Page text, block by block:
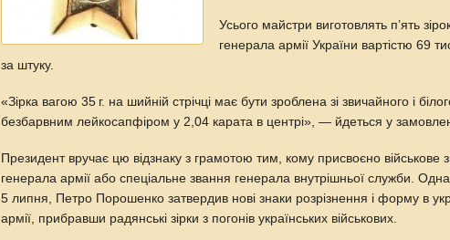
Усього майстри виготовлять п’ять
генерала армії України вартістю 69
за штуку.
«Зірка вагою35 г. на шийній стрічці має бути зроблена зі звичайного і
безбарвним лейкосапфіром у 2,04 карата в центрі», — йдеться у
Президент вручає цю відзнаку з грамотою тим, кому присвоєно військове
генерала армії або спеціальне звання генерала внутрішньої служби.
5 липня, Петро Порошенко затвердив нові знаки розрізнення і форму в
армії, прибравши радянські зірки з погонів українських військових.